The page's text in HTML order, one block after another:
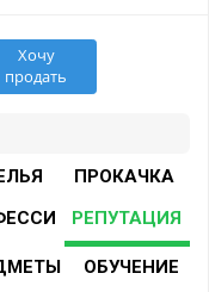
Хочу
продать
ПРОКАЧКА
РЕПУТАЦИЯ
ОБУЧЕНИЕ